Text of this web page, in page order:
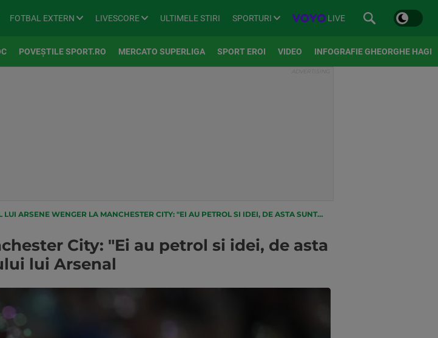
FOTBAL EXTERN LIVESCORE ULTIMELE STIRI SPORTURI LIVE
POVEȘTILE SPORT.RO MERCATO SUPERLIGA SPORT EROI VIDEO INFOGRAFIE GHEORGHE HAGI
WENGER LA MANCHESTER CITY: "EI AU PETROL SI IDEI, DE ASTA SUNT EFICIENTI!" MESAJUL ANTRENORULUI LUI ARSENAL
City: "Ei au petrol si idei, de asta
lui Arsenal